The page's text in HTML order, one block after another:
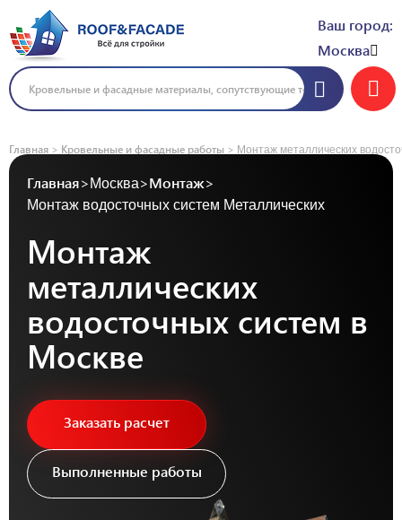
Ваш город:
Москва
Главная > Кровельные и фасадные работы > Монтаж металлических
Главная>Москва>Монтаж>
Монтаж водосточных систем Металлических
Монтаж
металлических
водосточных систем в
Москве
Заказать расчет
Выполненные работы